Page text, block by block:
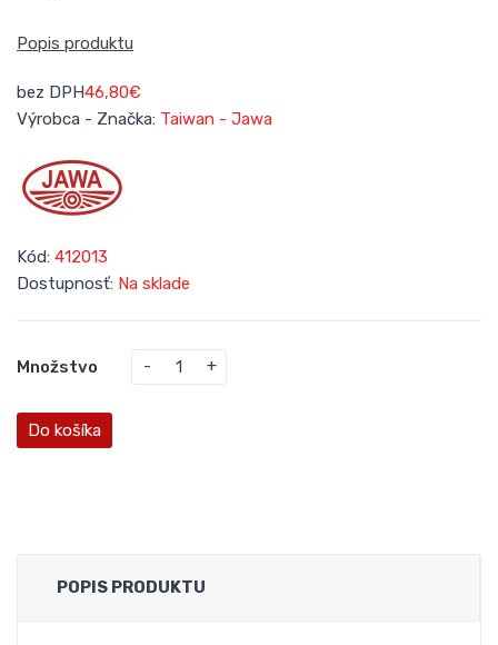
Popis produktu
bez DPH46,80€
Výrobca - Značka: Taiwan - Jawa
Kód: 412013
Dostupnosť: Na sklade
Množstvo
Do košíka
POPIS PRODUKTU